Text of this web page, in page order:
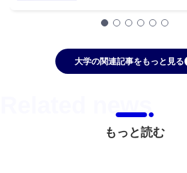
大学の関連記事をもっと見る
もっと読む